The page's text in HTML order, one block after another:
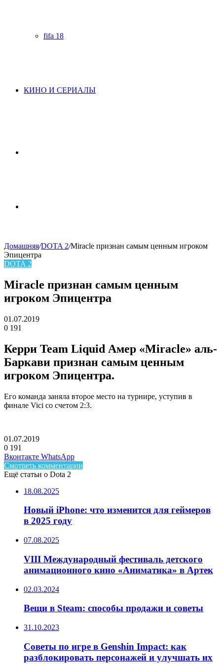
fifa 18
КИНО И СЕРИАЛЫ
skin
Домашняя/DOTA 2/Miracle признан самым ценным игроком
Эпицентра
DOTA 2
Miracle признан самым ценным
игроком Эпицентра
01.07.2019
0 191
Керри Team Liquid Амер «Miracle» аль-
Баркави признан самым ценным
игроком Эпицентра.
Его команда заняла второе место на турнире, уступив в
финале Vici со счетом 2:3.
01.07.2019
0 191
Facebook
Twitter
LinkedIn
Вконтакте WhatsAppTelegram
Смотреть комментарии
Ещё статьи о Dota 2
18.08.2025
Новый iPhone: что изменится для геймеров
в 2025 году
07.08.2025
VIII Международный фестиваль детского
анимационного кино «Аниматика» в Артек
02.03.2024
Вещи в Steam: способы продажи и советы
31.10.2023
Советы по игре в Genshin Impact: как
разблокировать персонажей и улучшать их